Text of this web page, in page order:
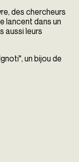
des chercheurs
lancent dans un
aussi leurs
un bijou de